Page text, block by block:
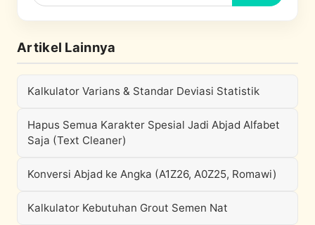
Artikel Lainnya
Kalkulator Varians & Standar Deviasi Statistik
Hapus Semua Karakter Spesial Jadi Abjad Alfabet
Saja (Text Cleaner)
Konversi Abjad ke Angka (A1Z26, A0Z25, Romawi)
Kalkulator Kebutuhan Grout Semen Nat